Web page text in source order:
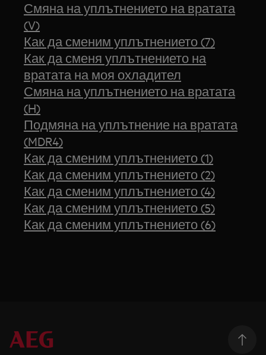
Смяна на уплътнението на вратата
(V)
Как да сменим уплътнението (7)
Как да сменя уплътнението на
вратата на моя охладител
Смяна на уплътнението на вратата
(H)
Подмяна на уплътнение на вратата
(MDR4)
Как да сменим уплътнението (1)
Как да сменим уплътнението (2)
Как да сменим уплътнението (4)
Как да сменим уплътнението (5)
Как да сменим уплътнението (6)